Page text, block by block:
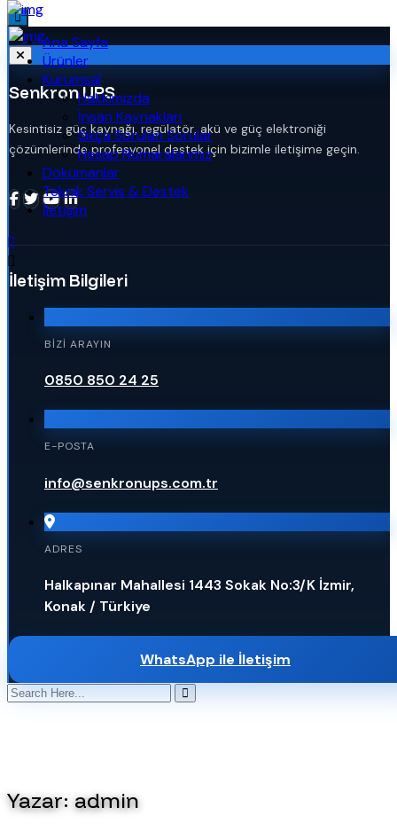
Senkron UPS
Kesintisiz güç kaynağı, regülatör, akü ve güç elektroniği
çözümlerinde profesyonel destek için bizimle iletişime geçin.
İletişim Bilgileri
BIZI ARAYIN
0850 850 24 25
E-POSTA
info@senkronups.com.tr
ADRES
Halkapınar Mahallesi 1443 Sokak No:3/K İzmir,
Konak / Türkiye
WhatsApp ile İletişim
Ana Sayfa
Ürünler
Kurumsal
Hakkımızda
İnsan Kaynakları
Sıkça Sorulan Sorular
Hesap Numaralarımız
Dökümanlar
Teknik Servis & Destek
İletişim
Yazar:admin